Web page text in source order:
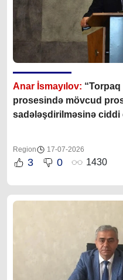
Anar İsmayılov: “Torpaq
prosesində mövcud
sadələşdirilməsinə ciddi
Region 17-07-2026
3 0 1430